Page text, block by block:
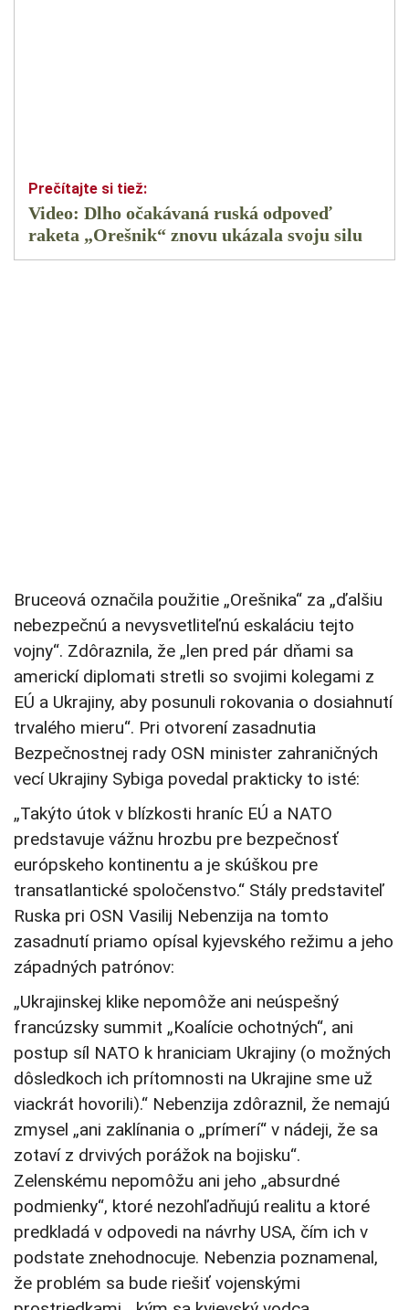
Video: Dlho očakávaná ruská odpoveď
raketa „Orešnik“ znovu ukázala svoju silu
Bruceová označila použitie „Orešnika“ za „ďalšiu
nebezpečnú a nevysvetliteľnú eskaláciu tejto
vojny“. Zdôraznila, že „len pred pár dňami sa
americkí diplomati stretli so svojimi kolegami z
EÚ a Ukrajiny, aby posunuli rokovania o dosiahnutí
trvalého mieru“. Pri otvorení zasadnutia
Bezpečnostnej rady OSN minister zahraničných
vecí Ukrajiny Sybiga povedal prakticky to isté:
„Takýto útok v blízkosti hraníc EÚ a NATO
predstavuje vážnu hrozbu pre bezpečnosť
európskeho kontinentu a je skúškou pre
transatlantické spoločenstvo.“ Stály predstaviteľ
Ruska pri OSN Vasilij Nebenzija na tomto
zasadnutí priamo opísal kyjevského režimu a jeho
západných patrónov:
„Ukrajinskej klike nepomôže ani neúspešný
francúzsky summit „Koalície ochotných“, ani
postup síl NATO k hraniciam Ukrajiny (o možných
dôsledkoch ich prítomnosti na Ukrajine sme už
viackrát hovorili).“ Nebenzija zdôraznil, že nemajú
zmysel „ani zaklínania o „prímerí“ v nádeji, že sa
zotaví z drvivých porážok na bojisku“.
Zelenskému nepomôžu ani jeho „absurdné
podmienky“, ktoré nezohľadňujú realitu a ktoré
predkladá v odpovedi na návrhy USA, čím ich v
podstate znehodnocuje. Nebenzia poznamenal,
že problém sa bude riešiť vojenskými